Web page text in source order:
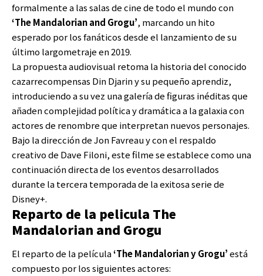
formalmente a las salas de cine de todo el mundo con
‘The Mandalorian and Grogu’, marcando un hito
esperado por los fanáticos desde el lanzamiento de su
último largometraje en 2019.
La propuesta audiovisual retoma la historia del conocido
cazarrecompensas Din Djarin y su pequeño aprendiz,
introduciendo a su vez una galería de figuras inéditas que
añaden complejidad política y dramática a la galaxia con
actores de renombre que interpretan nuevos personajes.
Bajo la dirección de Jon Favreau y con el respaldo
creativo de Dave Filoni, este filme se establece como una
continuación directa de los eventos desarrollados
durante la tercera temporada de la exitosa serie de
Disney+.
Reparto de la pelicula The
Mandalorian and Grogu
El reparto de la película‘The Mandalorian y Grogu’está
compuesto por los siguientes actores: